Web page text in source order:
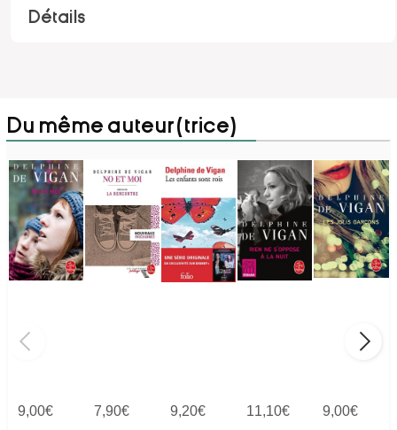
Détails
Du même auteur(trice)
9,00€ 7,90€ 9,20€ 11,10€ 9,00€